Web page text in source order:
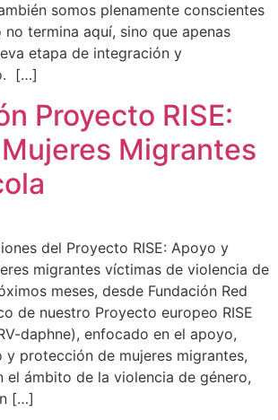
somos plenamente conscientes
termina aquí, sino que apenas
etapa de integración y
[…]
Proyecto RISE:
Migrantes
del Proyecto RISE: Apoyo y
migrantes víctimas de violencia de
meses, desde Fundación Red
de nuestro Proyecto europeo RISE
daphne), enfocado en el apoyo,
y protección de mujeres migrantes,
el ámbito de la violencia de género,
[…]